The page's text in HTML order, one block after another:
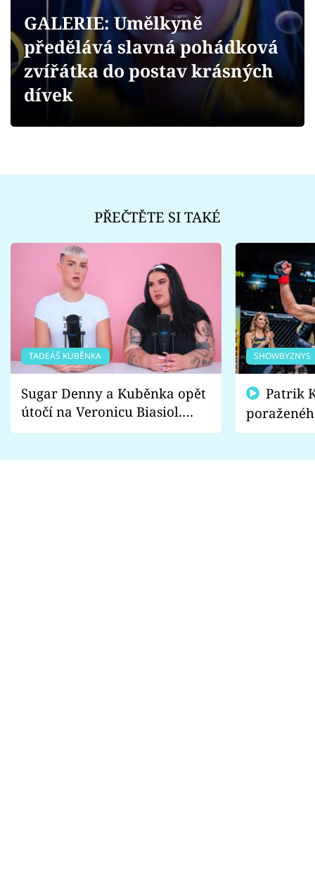
Videa
Sledujte prima+
GALERIE: Umělkyně
předělává slavná pohádková
zvířátka do postav krásných
dívek
PŘEČTĚTE SI TAKÉ
TADEÁŠ KUBĚNKA
Sugar Denny a Kuběnka opět
útočí na Veronicu Biasiol.
Proč je podle nich falešná a
SHOWBYZNYS
fanoušci